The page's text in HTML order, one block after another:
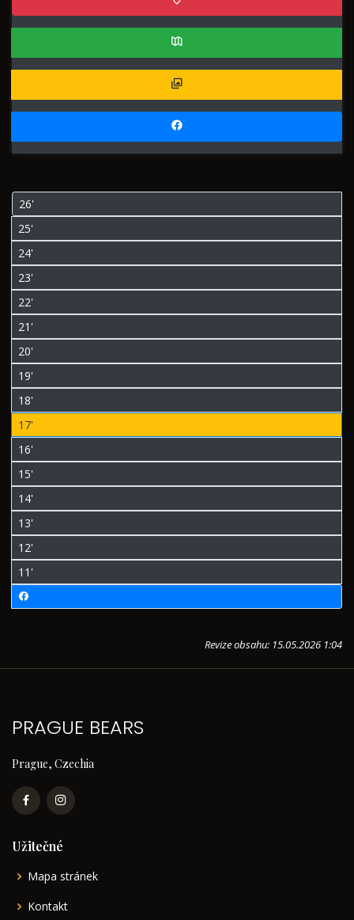
26'
25'
24'
23'
22'
21'
20'
19'
18'
17'
16'
15'
14'
13'
12'
11'
Revize obsahu: 15.05.2026 1:04
PRAGUE BEARS
Prague, Czechia
Užitečné
Mapa stránek
Kontakt